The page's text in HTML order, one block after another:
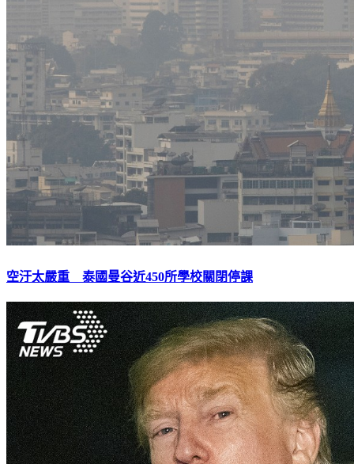
空汙太嚴重 泰國曼谷近450所學校關閉停課